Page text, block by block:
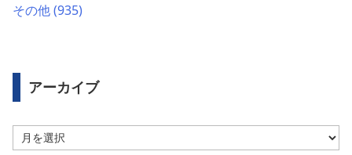
その他(935)
アーカイブ
ー